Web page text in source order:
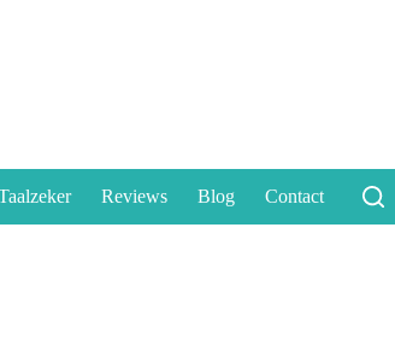
Reviews Blog Contact